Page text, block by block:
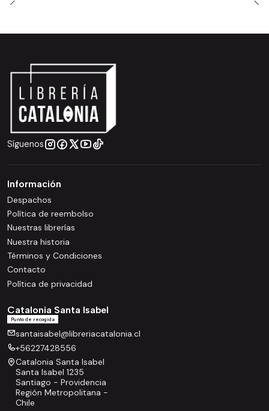
Síguenos
Información
Despachos
Política de reembolso
Nuestras librerías
Nuestra historia
Términos y Condiciones
Contacto
Política de privacidad
Catalonia Santa Isabel
Punto de recogida
santaisabel@libreriacatalonia.cl
+56227428556
Catalonia Santa Isabel
Santa Isabel 1235
Santiago - Providencia
Región Metropolitana -
Chile